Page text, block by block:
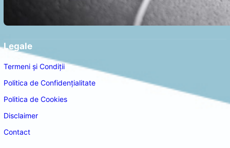
Legale
Termeni și Condiții
Politica de Confidențialitate
Politica de Cookies
Disclaimer
Contact